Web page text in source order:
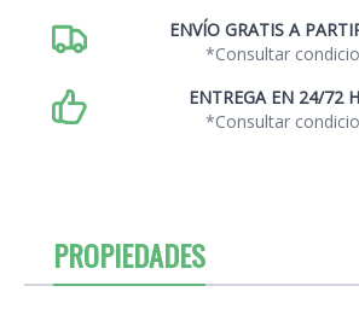
ENVÍO GRATIS A
*Consultar
ENTREGA EN 24/72
*Consultar
PROPIEDADES